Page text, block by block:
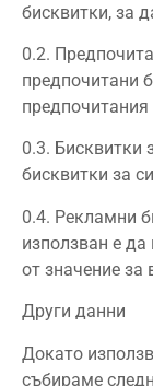
бисквитки, за
0.2.
предпочитани
0.3. Бисквитки
бисквитки за
0.4. Рекламни
използван е
от значение за
Други данни
Докато
събираме